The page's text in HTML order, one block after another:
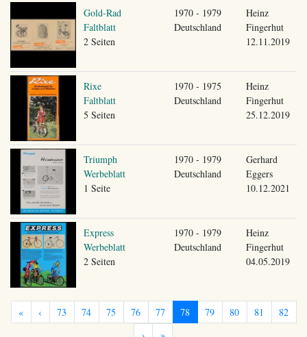
Gold-Rad
Faltblatt
2 Seiten
1970 - 1979
Deutschland
Heinz
Fingerhut
12.11.2019
Rixe
Faltblatt
5 Seiten
1970 - 1975
Deutschland
Heinz
Fingerhut
25.12.2019
Triumph
Werbeblatt
1 Seite
1970 - 1979
Deutschland
Gerhard
Eggers
10.12.2021
Express
Werbeblatt
2 Seiten
1970 - 1979
Deutschland
Heinz
Fingerhut
04.05.2019
« ‹ 73 74 75 76 77 78 79 80 81
82
›
»